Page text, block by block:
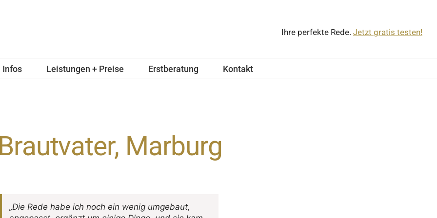
Ihre perfekte Rede. Jetzt gratis testen!
Infos Leistungen + Preise Erstberatung Kontakt
Brautvater, Marburg
„Die Rede habe ich noch ein wenig umge­baut,